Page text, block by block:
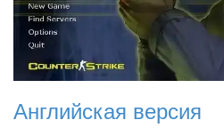
Английская версия